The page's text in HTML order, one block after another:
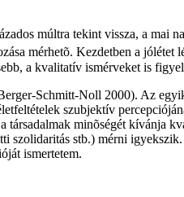
múltra tekint vissza, a mai
mérhetõ. Kezdetben a
a kvalitatív ismérveket is
Schmitt-Noll 2000). Az
szubjektív
társadalmak minõségét
szolidaritás stb.) mérni
ismertetem.